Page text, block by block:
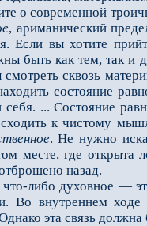
о современной
, ариманический
Если вы хотите
быть как тем, так
сквозь
состояние
... Состояние
к чистому
. Не нужно
месте, где открыта
назад.
либо духовное —
внутреннем ходе
эта связь должна